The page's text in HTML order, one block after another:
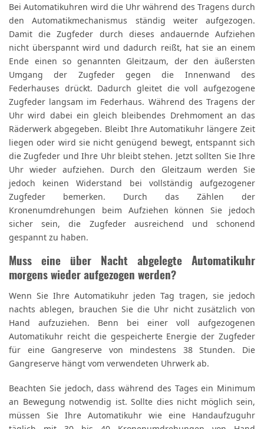
Bei Automatikuhren wird die Uhr während des Tragens durch
den Automatikmechanismus ständig weiter aufgezogen.
Damit die Zugfeder durch dieses andauernde Aufziehen
nicht überspannt wird und dadurch reißt, hat sie an einem
Ende einen so genannten Gleitzaum, der den äußersten
Umgang der Zugfeder gegen die Innenwand des
Federhauses drückt. Dadurch gleitet die voll aufgezogene
Zugfeder langsam im Federhaus. Während des Tragens der
Uhr wird dabei ein gleich bleibendes Drehmoment an das
Räderwerk abgegeben. Bleibt Ihre Automatikuhr längere Zeit
liegen oder wird sie nicht genügend bewegt, entspannt sich
die Zugfeder und Ihre Uhr bleibt stehen. Jetzt sollten Sie Ihre
Uhr wieder aufziehen. Durch den Gleitzaum werden Sie
jedoch keinen Widerstand bei vollständig aufgezogener
Zugfeder bemerken. Durch das Zählen der
Kronenumdrehungen beim Aufziehen können Sie jedoch
sicher sein, die Zugfeder ausreichend und schonend
gespannt zu haben.
Muss eine über Nacht abgelegte Automatikuhr
morgens wieder aufgezogen werden?
Wenn Sie Ihre Automatikuhr jeden Tag tragen, sie jedoch
nachts ablegen, brauchen Sie die Uhr nicht zusätzlich von
Hand aufzuziehen. Benn bei einer voll aufgezogenen
Automatikuhr reicht die gespeicherte Energie der Zugfeder
für eine Gangreserve von mindestens 38 Stunden. Die
Gangreserve hängt vom verwendeten Uhrwerk ab.
Beachten Sie jedoch, dass während des Tages ein Minimum
an Bewegung notwendig ist. Sollte dies nicht möglich sein,
müssen Sie Ihre Automatikuhr wie eine Handaufzuguhr